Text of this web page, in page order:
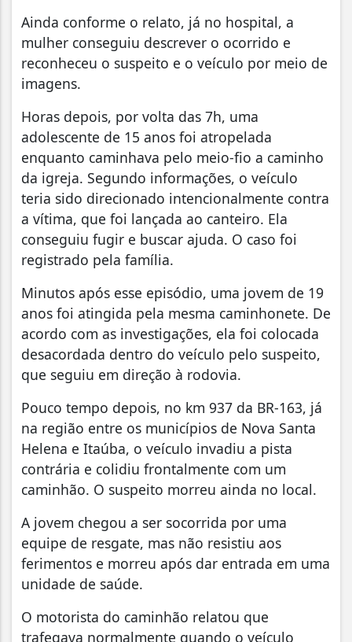
Ainda conforme o relato, já no hospital, a
mulher conseguiu descrever o ocorrido e
reconheceu o suspeito e o veículo por meio de
imagens.
Horas depois, por volta das 7h, uma
adolescente de 15 anos foi atropelada
enquanto caminhava pelo meio-fio a caminho
da igreja. Segundo informações, o veículo
teria sido direcionado intencionalmente contra
a vítima, que foi lançada ao canteiro. Ela
conseguiu fugir e buscar ajuda. O caso foi
registrado pela família.
Minutos após esse episódio, uma jovem de 19
anos foi atingida pela mesma caminhonete. De
acordo com as investigações, ela foi colocada
desacordada dentro do veículo pelo suspeito,
que seguiu em direção à rodovia.
Pouco tempo depois, no km 937 da BR-163, já
na região entre os municípios de Nova Santa
Helena e Itaúba, o veículo invadiu a pista
contrária e colidiu frontalmente com um
caminhão. O suspeito morreu ainda no local.
A jovem chegou a ser socorrida por uma
equipe de resgate, mas não resistiu aos
ferimentos e morreu após dar entrada em uma
unidade de saúde.
O motorista do caminhão relatou que
trafegava normalmente quando o veículo